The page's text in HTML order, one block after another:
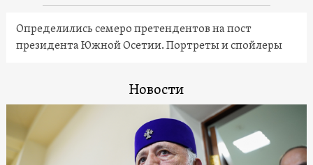
Определились семеро претендентов на пост
президента Южной Осетии. Портреты и спойлеры
Новости